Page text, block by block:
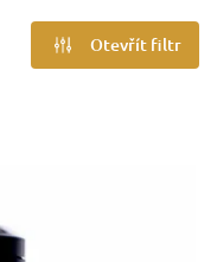
Otevřít filtr